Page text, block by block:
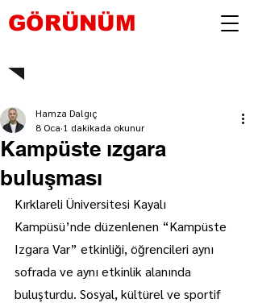
GÖRÜNÜM
Kampüste ızgara
buluşması
Hamza Dalgıç
8 Oca 1 dakikada okunur
Kırklareli Üniversitesi Kayalı
Kampüsü’nde düzenlenen “Kampüste
Izgara Var” etkinliği, öğrencileri aynı
sofrada ve aynı etkinlik alanında
buluşturdu. Sosyal, kültürel ve sportif